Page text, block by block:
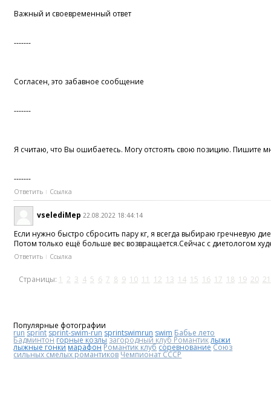
Важный и своевременный ответ
-------
Согласен, это забавное сообщение
-------
Я считаю, что Вы ошибаетесь. Могу отстоять свою позицию. Пишите
-------
Ответить Ссылка
vselediMep 22.08.2022 18:44:14
Если нужно быстро сбросить пару кг, я всегда выбираю гречневую
Потом только ещё больше вес возвращается.Сейчас с диетологом
Ответить Ссылка
Страницы: 1 2 3 4 5 6 7 8 9 10 11 12 13 14 15 16 17 18 19 20 21
Популярные фотографии
run sprint sprint-swim-run sprintswimrun swim Бабье лето
Бадминтонгорные козлы загородный клуб Романтиклыжи
лыжные гонки марафонРомантик клубсоревнованиеСоюз
сильных смелых романтиковЧемпионат СССР